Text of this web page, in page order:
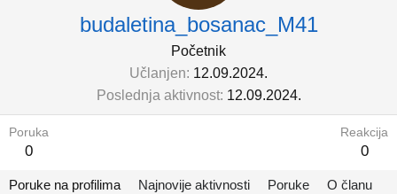
budaletina_bosanac_M41
Početnik
Učlanjen 12.09.2024.
Poslednja aktivnost 12.09.2024.
Poruka
0
Reakcija
0
Poruke na profilima Najnovije aktivnosti Poruke O članu